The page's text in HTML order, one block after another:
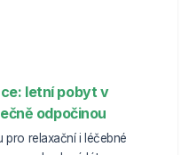
letní pobyt v
odpočinou
pro relaxační i léčebné